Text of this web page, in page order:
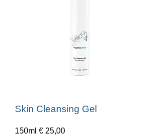
Skin Cleansing Gel
150ml € 25,00